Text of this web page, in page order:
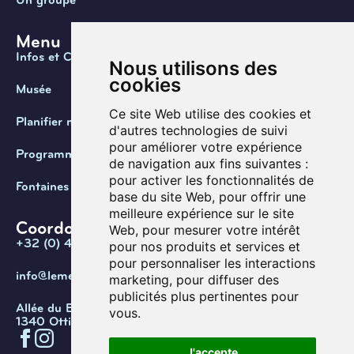
Nous utilisons des
cookies
Ce site Web utilise des cookies et
d'autres technologies de suivi
pour améliorer votre expérience
de navigation aux fins suivantes :
pour activer les fonctionnalités de
base du site Web, pour offrir une
meilleure expérience sur le site
Web, pour mesurer votre intérêt
pour nos produits et services et
pour personnaliser les interactions
marketing, pour diffuser des
publicités plus pertinentes pour
vous.
Menu
Infos et Contact
Musée
Planifier ma visite
Programmation
Fontaines de Belgique
Coordonnées
+32 (0) 470 / 67.20.55
info@lemef.be
Allée du Bois des Rêves 1,
1340 Ottignies-Louvain-la-Neuve